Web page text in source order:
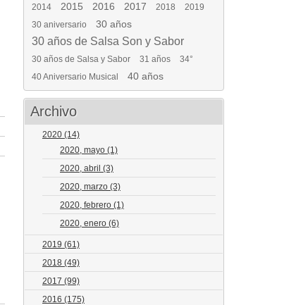
2014
2015 2016 2017 2018
2019
30 aniversario
30 años
30 años de Salsa Son y Sabor
30 años de Salsa y Sabor 31 años
34°
40 Aniversario Musical
40 años
Archivo
2020 (14)
2020, mayo (1)
2020, abril (3)
2020, marzo (3)
2020, febrero (1)
2020, enero (6)
2019 (61)
2018 (49)
2017 (99)
2016 (175)